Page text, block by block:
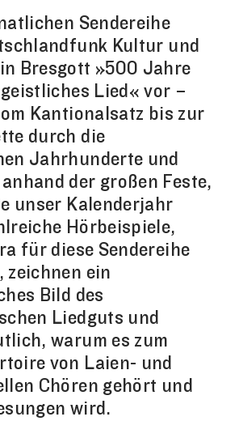
Sendereihe
Kultur und
Bresgott »500 Jahre
Lied« vor –
Kantionalsatz bis zur
durch die
Jahrhunderte und
der großen Feste,
unser Kalenderjahr
Hörbeispiele,
für diese Sendereihe
zeichnen ein
Bild des
Liedguts und
warum es zum
von Laien- und
Chören gehört und
wird.